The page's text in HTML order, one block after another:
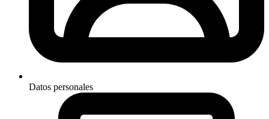
Datos personales